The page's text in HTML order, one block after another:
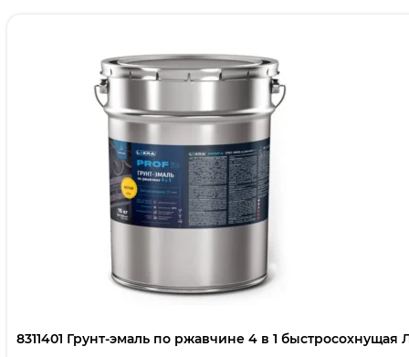
8311401 Грунт-эмаль по ржавчине 4 в 1 быстросохнущая